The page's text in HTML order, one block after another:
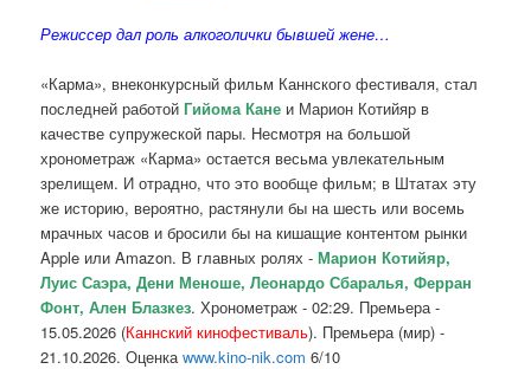
Режиссер дал роль алкоголички бывшей жене…
«Карма», внеконкурсный фильм Каннского фестиваля, стал
последней работойГийома Кане и Марион Котийяр в
качестве супружеской пары. Несмотря на большой
хронометраж «Карма» остается весьма увлекательным
зрелищем. И отрадно, что это вообще фильм; в Штатах эту
же историю, вероятно, растянули бы на шесть или восемь
мрачных часов и бросили бы на кишащие контентом рынки
Apple или Amazon. В главных ролях -Марион Котийяр,
Луис Саэра, Дени Меноше, Леонардо Сбаралья, Ферран
Фонт, Ален Блазкез. Хронометраж - 02:29. Премьера -
15.05.2026 (Каннский кинофестиваль). Премьера (мир) -
21.10.2026. Оценкаwww.kino-nik.com 6/10